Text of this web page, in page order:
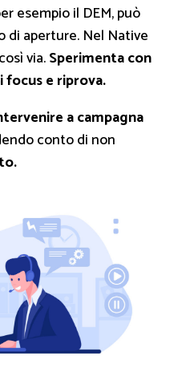
esempio il DEM, può
di aperture. Nel Native
via.Sperimenta con
e riprova.
a campagna
conto di non